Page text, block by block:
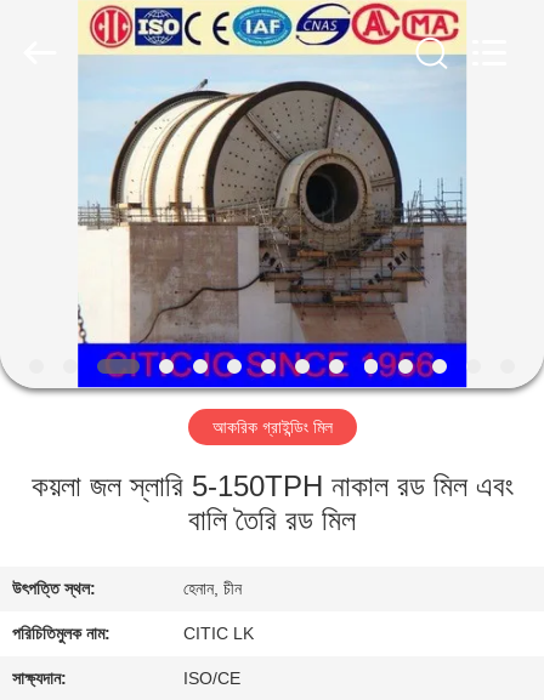
প্রদর্শন
আমাদের
মান
নিয়ন্ত্রণ
আকরিক গ্রাইন্ডিং মিল
কয়লা জল স্লারি 5-150TPH নাকাল রড মিল এবং
বালি তৈরি রড মিল
উৎপত্তি স্থল: হেনান, চীন
পরিচিতিমুলক নাম: CITIC LK
সাক্ষ্যদান: ISO/CE